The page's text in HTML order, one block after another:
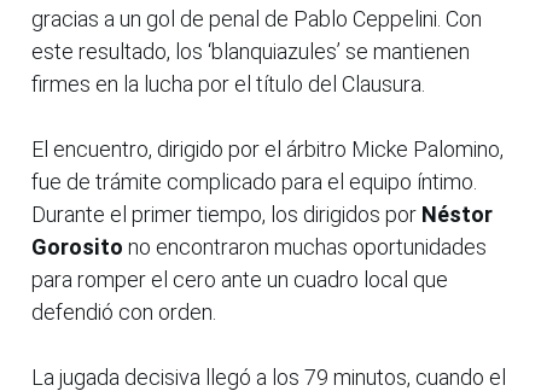
gracias a un gol de penal de Pablo Ceppelini. Con
este resultado, los ‘blanquiazules’ se mantienen
firmes en la lucha por el título del Clausura.
El encuentro, dirigido por el árbitro Micke Palomino,
fue de trámite complicado para el equipo íntimo.
Durante el primer tiempo, los dirigidos por Néstor
Gorosito no encontraron muchas oportunidades
para romper el cero ante un cuadro local que
defendió con orden.
La jugada decisiva llegó a los 79 minutos, cuando el